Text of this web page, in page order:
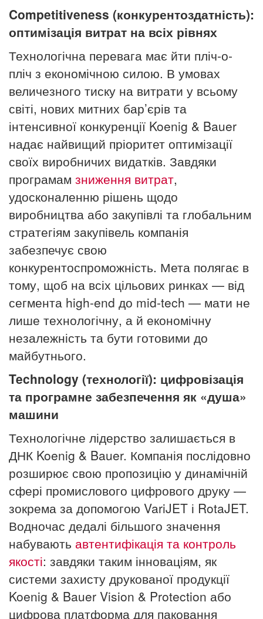
Competitiveness (конкурентоздатність):
оптимізація витрат на всіх рівнях
Технологічна перевага має йти пліч-о-
пліч з економічною силою. В умовах
величезного тиску на витрати у всьому
світі, нових митних бар’єрів та
інтенсивної конкуренції Koenig & Bauer
надає найвищий пріоритет оптимізації
своїх виробничих видатків. Завдяки
програмам зниження витрат,
удосконаленню рішень щодо
виробництва або закупівлі та глобальним
стратегіям закупівель компанія
забезпечує свою
конкурентоспроможність. Мета полягає в
тому, щоб на всіх цільових ринках — від
сегмента high-end до mid-tech — мати не
лише технологічну, а й економічну
незалежність та бути готовими до
майбутнього.
Technology (технології): цифровізація
та програмне забезпечення як «душа»
машини
Технологічне лідерство залишається в
ДНК Koenig & Bauer. Компанія послідовно
розширює свою пропозицію у динамічній
сфері промислового цифрового друку —
зокрема за допомогою VariJET і RotaJET.
Водночас дедалі більшого значення
набувають автентифікація та контроль
якості: завдяки таким інноваціям, як
системи захисту друкованої продукції
Koenig & Bauer Vision & Protection або
цифрова платформа для паковання